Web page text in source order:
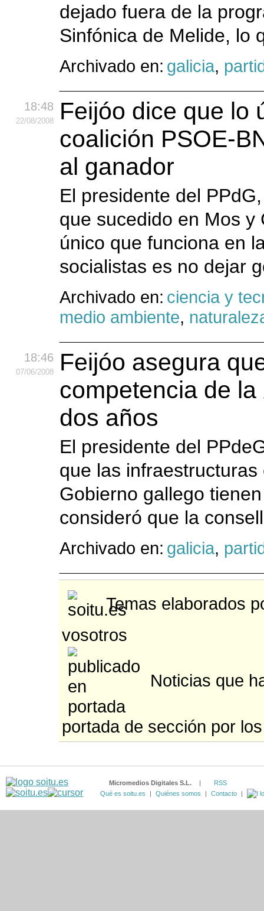
dejado fuera de la
Sinfónica de Melide, lo
Archivado en: galicia,
18:48
22/08/2008
Feijóo dice que lo
coalición PSOE-
al ganador
El presidente del
que sucedido en Mos y
único que funciona en
socialistas es no dejar
Archivado en: ciencia y
medio ambiente,
18:46
07/06/2008
Feijóo asegura
competencia de
dos años
El presidente del
que las
Gobierno gallego
consideró que la
Archivado en: galicia,
Temas elaborados
vosotros
Noticias que
portada de sección por
Micromedios Digitales S.L.
RSS
Qué es soitu.es
Quiénes somos Contacto